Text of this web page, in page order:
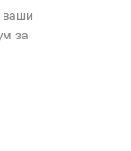
ваши
за